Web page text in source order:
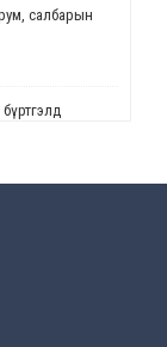
салбарын